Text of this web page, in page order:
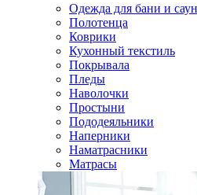
Одежда для бани и
Полотенца
Коврики
Кухонный текстиль
Покрывала
Пледы
Наволочки
Простыни
Пододеяльники
Наперники
Наматрасники
Матрасы